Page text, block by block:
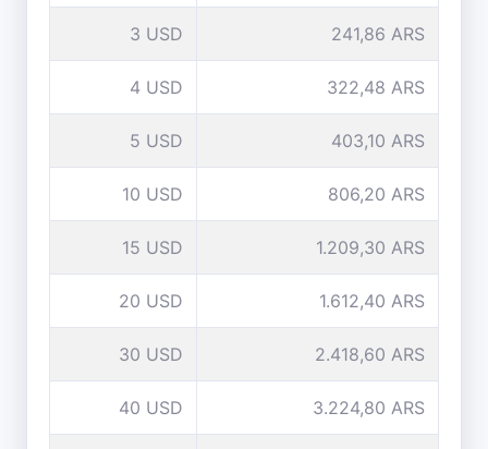
3 USD 241,86 ARS
4 USD 322,48 ARS
5 USD 403,10 ARS
10 USD 806,20 ARS
15 USD 1.209,30 ARS
20 USD 1.612,40 ARS
30 USD 2.418,60 ARS
40 USD 3.224,80 ARS